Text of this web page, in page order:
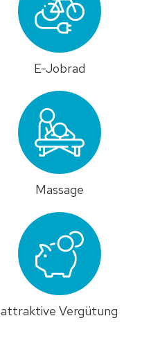
E-Jobrad
Massage
attraktive Vergütung